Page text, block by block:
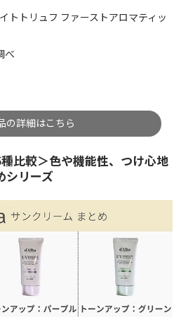
トトリュフ ファーストアロマティッ
べ
の詳細はこちら
比較＞色や機能性、つけ心地
シリーズ